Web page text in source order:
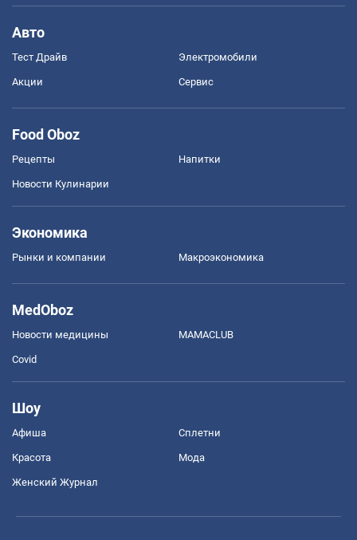
Авто
Тест Драйв Электромобили
Акции Сервис
Food Oboz
Рецепты Напитки
Новости Кулинарии
Экономика
Рынки и компании Mакроэкономика
MedOboz
Новости медицины MAMACLUB
Covid
Шоу
Афиша Сплетни
Красота Мода
Женский Журнал